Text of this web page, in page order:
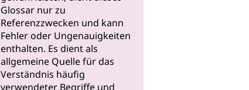
Glossar nur zu
Referenzzwecken und kann
Fehler oder Ungenauigkeiten
enthalten. Es dient als
allgemeine Quelle für das
Verständnis häufig
verwendeter Begriffe und